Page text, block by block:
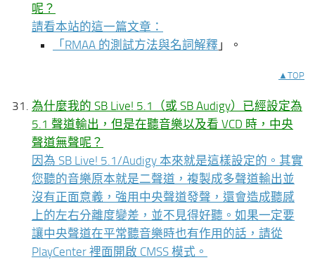
呢？
請看本站的這一篇文章：
「RMAA 的測試方法與名詞解釋 」。
▲TOP
為什麼我的 SB Live! 5.1（或 SB Audigy）已經設定為
5.1 聲道輸出，但是在聽音樂以及看 VCD 時，中央
聲道無聲呢？
因為 SB Live! 5.1/Audigy 本來就是這樣設定的。其實
您聽的音樂原本就是二聲道，複製成多聲道輸出並
沒有正面意義，強用中央聲道發聲，還會造成聽感
上的左右分離度變差，並不見得好聽。如果一定要
讓中央聲道在平常聽音樂時也有作用的話，請從
PlayCenter 裡面開啟 CMSS 模式。